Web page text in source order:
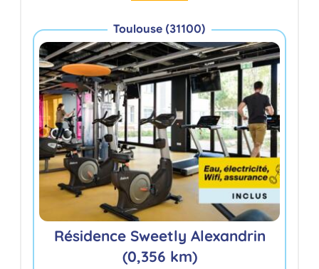
Toulouse (31100)
Résidence Sweetly Alexandrin
(0,356 km)